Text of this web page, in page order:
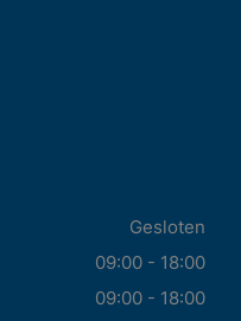
Gesloten
09:00 - 18:00
09:00 - 18:00